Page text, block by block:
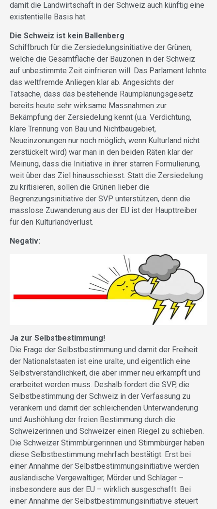
damit die Landwirtschaft in der Schweiz auch künftig eine
existentielle Basis hat.
Die Schweiz ist kein Ballenberg
Schiffbruch für die Zersiedelungsinitiative der Grünen,
welche die Gesamtfläche der Bauzonen in der Schweiz
auf unbestimmte Zeit einfrieren will. Das Parlament lehnte
das weltfremde Anliegen klar ab. Angesichts der
Tatsache, dass das bestehende Raumplanungsgesetz
bereits heute sehr wirksame Massnahmen zur
Bekämpfung der Zersiedelung kennt (u.a. Verdichtung,
klare Trennung von Bau und Nichtbaugebiet,
Neueinzonungen nur noch möglich, wenn Kulturland nicht
zerstückelt wird) war man in den beiden Räten klar der
Meinung, dass die Initiative in ihrer starren Formulierung,
weit über das Ziel hinausschiesst. Statt die Zersiedelung
zu kritisieren, sollen die Grünen lieber die
Begrenzungsinitiative der SVP unterstützen, denn die
masslose Zuwanderung aus der EU ist der Haupttreiber
für den Kulturlandverlust.
Negativ:
Ja zur Selbstbestimmung!
Die Frage der Selbstbestimmung und damit der Freiheit
der Nationalstaaten ist eine uralte, und eigentlich eine
Selbstverständlichkeit, die aber immer neu erkämpft und
erarbeitet werden muss. Deshalb fordert die SVP, die
Selbstbestimmung der Schweiz in der Verfassung zu
verankern und damit der schleichenden Unterwanderung
und Aushöhlung der freien Bestimmung durch die
Schweizerinnen und Schweizer einen Riegel zu schieben.
Die Schweizer Stimmbürgerinnen und Stimmbürger haben
diese Selbstbestimmung mehrfach bestätigt. Erst bei
einer Annahme der Selbstbestimmungsinitiative werden
ausländische Vergewaltiger, Mörder und Schläger –
insbesondere aus der EU – wirklich ausgeschafft. Bei
einer Annahme der Selbstbestimmungsinitiative steuert